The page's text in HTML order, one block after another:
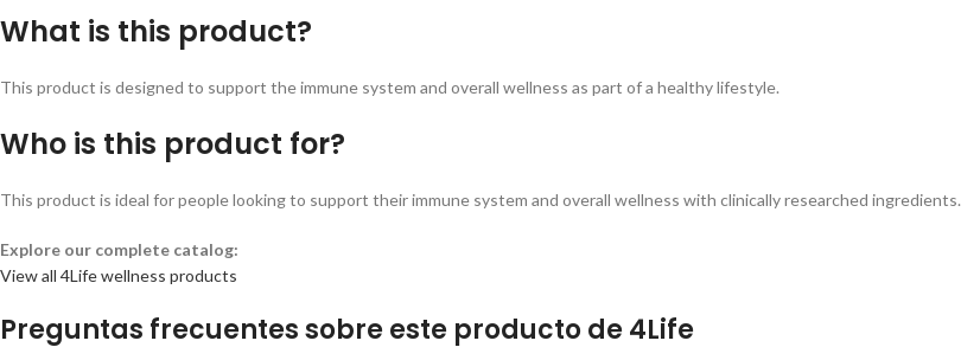
What is this product?
This product is designed to support the immune system and overall wellness as part of a healthy lifestyle.
Who is this product for?
This product is ideal for people looking to support their immune system and overall wellness with clinically researched ingredients.
Explore our complete catalog:
View all 4Life wellness products
Preguntas frecuentes sobre este producto de 4Life